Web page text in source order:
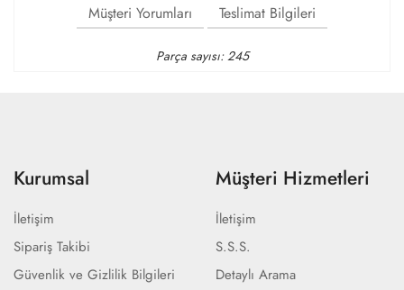
Müşteri Yorumları
Teslimat Bilgileri
Parça sayısı: 245
Kurumsal
İletişim
Sipariş Takibi
Güvenlik ve Gizlilik Bilgileri
Müşteri Hizmetleri
İletişim
S.S.S.
Detaylı Arama